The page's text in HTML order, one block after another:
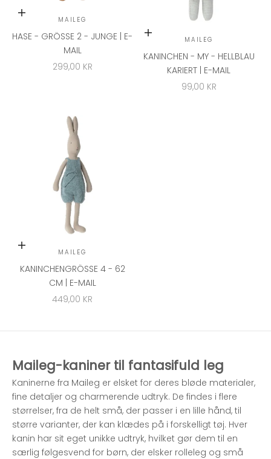
In den Warenkorb
MAILEG
HASE - GRÖSSE 2 - JUNGE | E-M
AIL
ANGEBOT
299,00 KR
In den Warenkorb
MAILEG
KANINCHEN - MY - HELLBLAU
KARIERT | E-MAIL
ANGEBOT
99,00 KR
In den Warenkorb
MAILEG
KANINCHENGRÖSSE 4 - 62 C
M | E-MAIL
ANGEBOT
449,00 KR
Maileg-kaniner til fantasifuld leg
Kaninerne fra Maileg er elsket for deres bløde materialer,
fine detaljer og charmerende udtryk. De findes i flere
størrelser, fra de helt små, der passer i en lille hånd, til
større varianter, der kan klædes på i forskelligt tøj. Hver
kanin har sit eget unikke udtryk, hvilket gør dem til en
særlig følgesvend for børn, der elsker rolleleg og små